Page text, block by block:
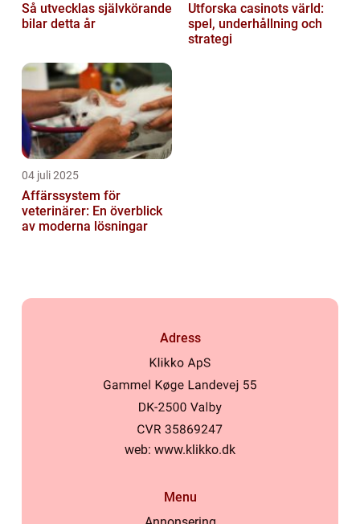
Så utvecklas självkörande
bilar detta år
Utforska casinots värld:
spel, underhållning och
strategi
04 juli 2025
Affärssystem för
veterinärer: En överblick
av moderna lösningar
Adress
web: www.klikko.dk
Menu